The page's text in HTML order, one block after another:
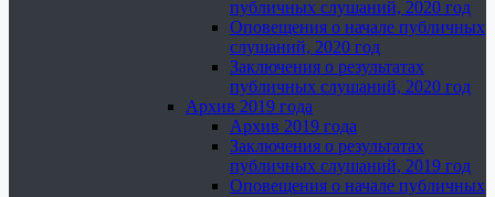
публичных слушаний, 2020 год
Оповещения о начале публичных
слушаний, 2020 год
Заключения о результатах
публичных слушаний, 2020 год
Архив 2019 года
Архив 2019 года
Заключения о результатах
публичных слушаний, 2019 год
Оповещения о начале публичных